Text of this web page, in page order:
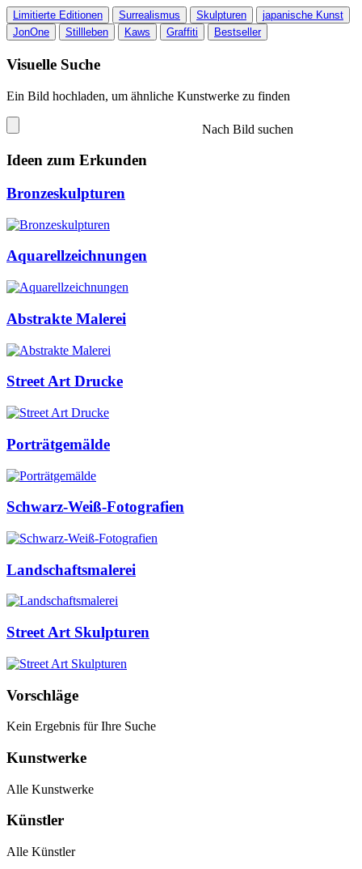
Limitierte Editionen Surrealismus Skulpturen
japanische Kunst
JonOne
Stillleben Kaws Graffiti Bestseller
Visuelle Suche
Ein Bild hochladen, um ähnliche Kunstwerke zu finden
Nach Bild suchen
Ideen zum Erkunden
Bronzeskulpturen
Aquarellzeichnungen
Abstrakte Malerei
Street Art Drucke
Porträtgemälde
Schwarz-Weiß-Fotografien
Landschaftsmalerei
Street Art Skulpturen
Vorschläge
Kein Ergebnis für Ihre Suche
Kunstwerke
Alle Kunstwerke
Künstler
Alle Künstler